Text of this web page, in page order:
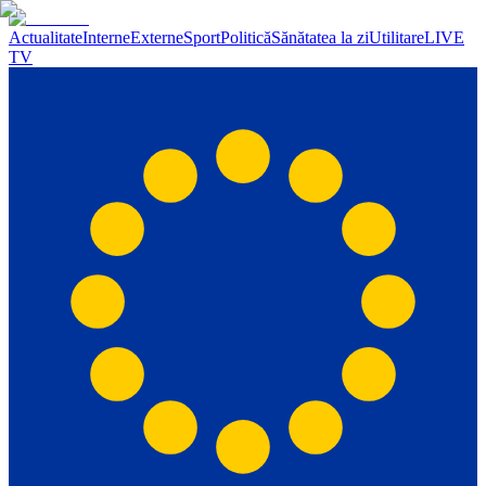
ActualitateInterneExterneSportPoliticăSănătatea la ziUtilitareLIVE
TV